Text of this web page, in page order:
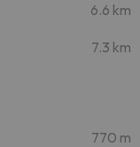
6.6 km
7.3 km
770 m